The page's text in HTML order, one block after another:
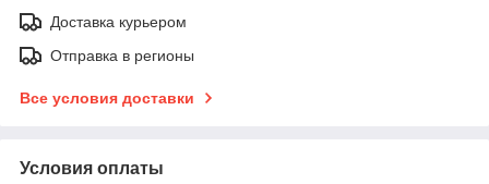
Доставка курьером
Отправка в регионы
Все условия доставки
Условия оплаты